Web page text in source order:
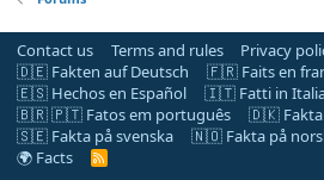
Contact us Terms and rules Privacy
🇩🇪 Fakten auf Deutsch
🇫🇷 Faits en
🇪🇸 Hechos en Español
🇮🇹 Fatti in
🇧🇷 🇵🇹 Fatos em português
🇩🇰 Fakta
🇸🇪 Fakta på svenska
🇳🇴 Fakta på
🌍 Facts
R